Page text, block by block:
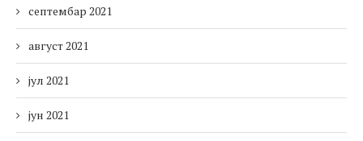
септембар 2021
август 2021
јул 2021
јун 2021